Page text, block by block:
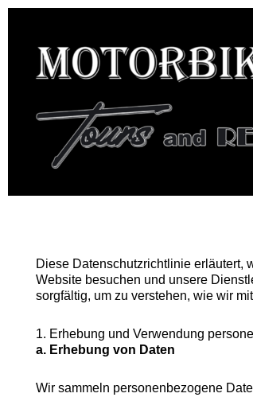
Diese Datenschutzrichtlinie erläutert,
Website besuchen und unsere
sorgfältig, um zu verstehen, wie wir
1. Erhebung und Verwendung
a. Erhebung von Daten
Wir sammeln personenbezogene